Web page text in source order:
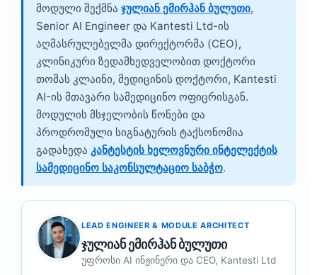
მოდული შექმნა ჯულიან ემირჰან ბულუთი,
Senior AI Engineer და Kantesti Ltd-ის
აღმასრულებელმა დირექტორმა (CEO),
კლინიკური ზედამხედველობით დოქტორი
თომას კლაინი, მედიცინის დოქტორი, Kantesti
AI-ის მთავარი სამედიცინო ოფიცრისგან.
მოდულის მსჯელობის წონები და
პროდრომული სიგნატურის ტაქსონომია
გადახედა კანტესტის ხელოვნური ინტელექტის
სამედიცინო საკონსულტაციო საბჭო.
LEAD ENGINEER & MODULE ARCHITECT
ჯულიან ემირჰან ბულუთი
უფროსი AI ინჟინერი და CEO, Kantesti Ltd